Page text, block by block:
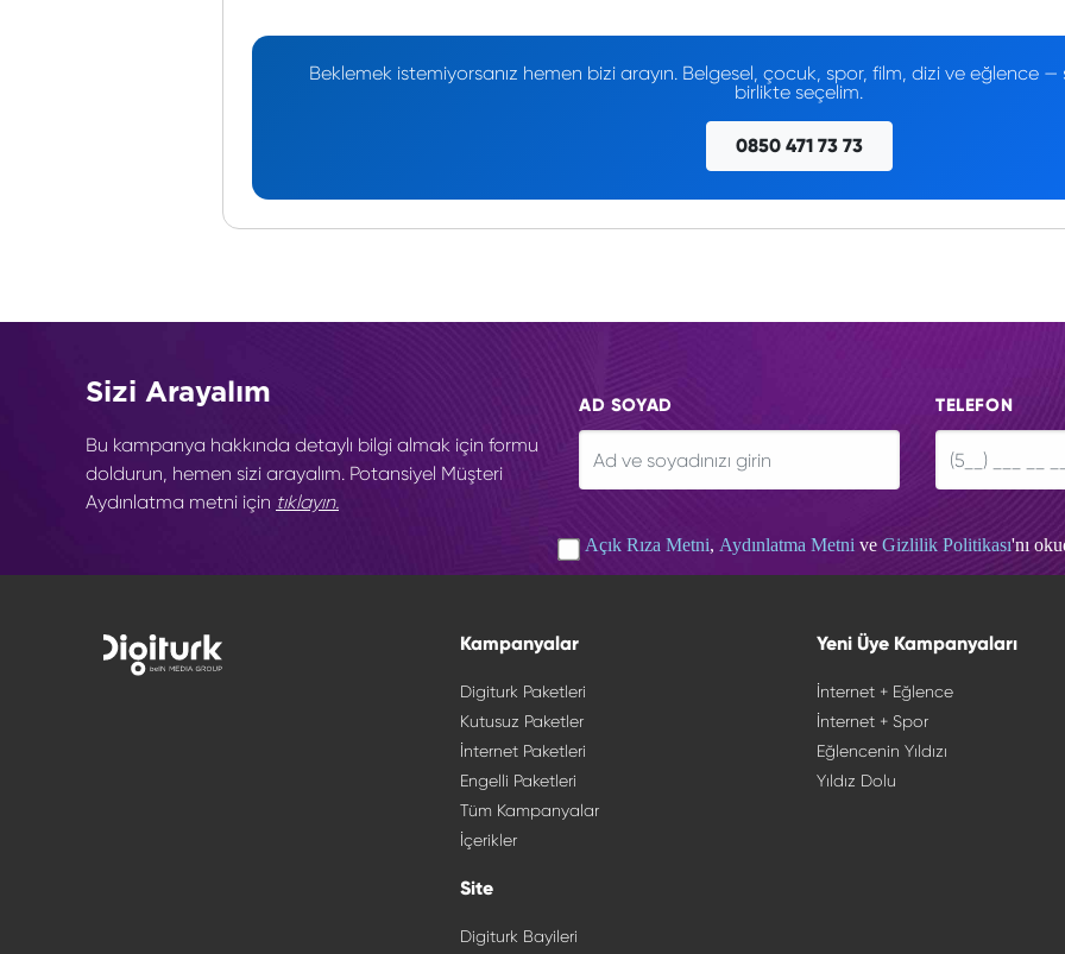
Beklemek istemiyorsanız hemen bizi arayın. Belgesel, çocuk, spor, film, dizi ve eğlence
birlikte seçelim.
0850 471 73 73
Sizi Arayalım
Bu kampanya hakkında detaylı bilgi almak için formu
doldurun, hemen sizi arayalım. Potansiyel Müşteri
Aydınlatma metni için tıklayın.
AD SOYAD TELEFON
Açık Rıza Metni, Aydınlatma Metni ve Gizlilik Politikası'nı
Kampanyalar
Digiturk Paketleri
Kutusuz Paketler
İnternet Paketleri
Engelli Paketleri
Tüm Kampanyalar
İçerikler
Site
Digiturk Bayileri
Yeni Üye Kampanyaları
İnternet + Eğlence
İnternet + Spor
Eğlencenin Yıldızı
Yıldız Dolu